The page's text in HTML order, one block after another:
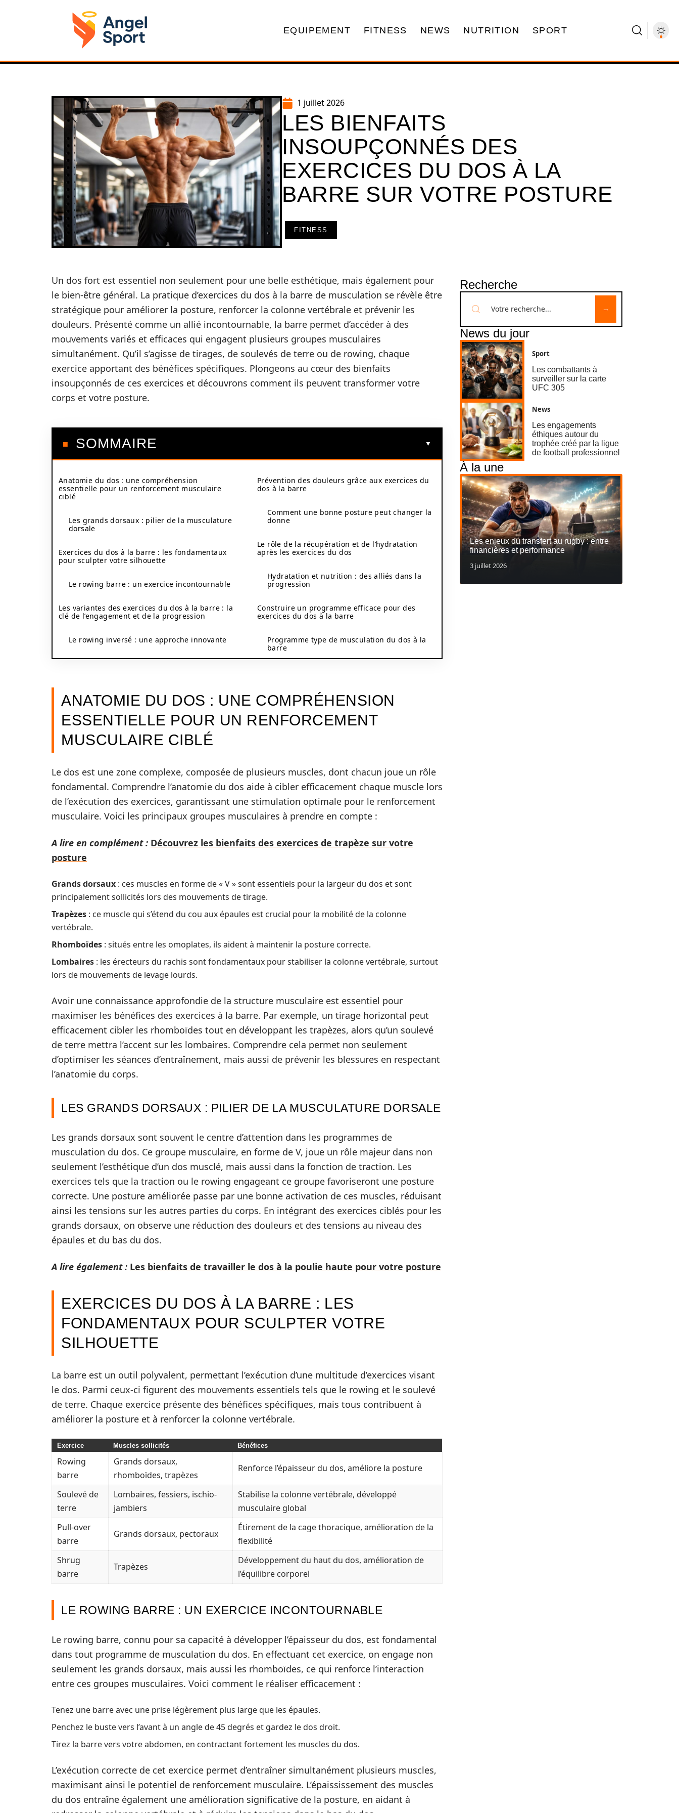
EQUIPEMENT FITNESS NEWS NUTRITION SPORT
1 juillet 2026
LES BIENFAITS
INSOUPÇONNÉS DES
EXERCICES DU DOS À LA
BARRE SUR VOTRE POSTURE
FITNESS
Un dos fort est essentiel non seulement pour une belle esthétique, mais également pour
le bien-être général. La pratique d’exercices du dos à la barre de musculation se révèle être
stratégique pour améliorer la posture, renforcer la colonne vertébrale et prévenir les
douleurs. Présenté comme un allié incontournable, la barre permet d’accéder à des
mouvements variés et efficaces qui engagent plusieurs groupes musculaires
simultanément. Qu’il s’agisse de tirages, de soulevés de terre ou de rowing, chaque
exercice apportant des bénéfices spécifiques. Plongeons au cœur des bienfaits
insoupçonnés de ces exercices et découvrons comment ils peuvent transformer votre
corps et votre posture.
SOMMAIRE
Anatomie du dos : une compréhension
essentielle pour un renforcement musculaire
ciblé
Les grands dorsaux : pilier de la musculature
dorsale
Exercices du dos à la barre : les fondamentaux
pour sculpter votre silhouette
Le rowing barre : un exercice incontournable
Les variantes des exercices du dos à la barre : la
clé de l’engagement et de la progression
Le rowing inversé : une approche innovante
Prévention des douleurs grâce aux exercices du
dos à la barre
Comment une bonne posture peut changer la
donne
Le rôle de la récupération et de l’hydratation
après les exercices du dos
Hydratation et nutrition : des alliés dans la
progression
Construire un programme efficace pour des
exercices du dos à la barre
Programme type de musculation du dos à la
barre
ANATOMIE DU DOS : UNE COMPRÉHENSION
ESSENTIELLE POUR UN RENFORCEMENT
MUSCULAIRE CIBLÉ
Le dos est une zone complexe, composée de plusieurs muscles, dont chacun joue un rôle
fondamental. Comprendre l’anatomie du dos aide à cibler efficacement chaque muscle lors
de l’exécution des exercices, garantissant une stimulation optimale pour le renforcement
musculaire. Voici les principaux groupes musculaires à prendre en compte :
A lire en complément : Découvrez les bienfaits des exercices de trapèze sur votre
posture
Grands dorsaux : ces muscles en forme de « V » sont essentiels pour la largeur du dos et sont
principalement sollicités lors des mouvements de tirage.
Trapèzes : ce muscle qui s’étend du cou aux épaules est crucial pour la mobilité de la colonne
vertébrale.
Rhomboïdes : situés entre les omoplates, ils aident à maintenir la posture correcte.
Lombaires : les érecteurs du rachis sont fondamentaux pour stabiliser la colonne vertébrale, surtout
lors de mouvements de levage lourds.
Avoir une connaissance approfondie de la structure musculaire est essentiel pour
maximiser les bénéfices des exercices à la barre. Par exemple, un tirage horizontal peut
efficacement cibler les rhomboïdes tout en développant les trapèzes, alors qu’un soulevé
de terre mettra l’accent sur les lombaires. Comprendre cela permet non seulement
d’optimiser les séances d’entraînement, mais aussi de prévenir les blessures en respectant
l’anatomie du corps.
LES GRANDS DORSAUX : PILIER DE LA MUSCULATURE DORSALE
Les grands dorsaux sont souvent le centre d’attention dans les programmes de
musculation du dos. Ce groupe musculaire, en forme de V, joue un rôle majeur dans non
seulement l’esthétique d’un dos musclé, mais aussi dans la fonction de traction. Les
exercices tels que la traction ou le rowing engageant ce groupe favoriseront une posture
correcte. Une posture améliorée passe par une bonne activation de ces muscles, réduisant
ainsi les tensions sur les autres parties du corps. En intégrant des exercices ciblés pour les
grands dorsaux, on observe une réduction des douleurs et des tensions au niveau des
épaules et du bas du dos.
A lire également : Les bienfaits de travailler le dos à la poulie haute pour votre posture
EXERCICES DU DOS À LA BARRE : LES
FONDAMENTAUX POUR SCULPTER VOTRE
SILHOUETTE
La barre est un outil polyvalent, permettant l’exécution d’une multitude d’exercices visant
le dos. Parmi ceux-ci figurent des mouvements essentiels tels que le rowing et le soulevé
de terre. Chaque exercice présente des bénéfices spécifiques, mais tous contribuent à
améliorer la posture et à renforcer la colonne vertébrale.
Exercice Muscles sollicités Bénéfices
Rowing
barre
Grands dorsaux,
rhomboïdes, trapèzes
Renforce l’épaisseur du dos, améliore la posture
Soulevé de
terre
Lombaires, fessiers, ischio-
jambiers
Stabilise la colonne vertébrale, développé
musculaire global
Pull-over
barre
Grands dorsaux, pectoraux
Étirement de la cage thoracique, amélioration de la
flexibilité
Shrug
barre
Trapèzes
Développement du haut du dos, amélioration de
l’équilibre corporel
LE ROWING BARRE : UN EXERCICE INCONTOURNABLE
Le rowing barre, connu pour sa capacité à développer l’épaisseur du dos, est fondamental
dans tout programme de musculation du dos. En effectuant cet exercice, on engage non
seulement les grands dorsaux, mais aussi les rhomboïdes, ce qui renforce l’interaction
entre ces groupes musculaires. Voici comment le réaliser efficacement :
Tenez une barre avec une prise légèrement plus large que les épaules.
Penchez le buste vers l’avant à un angle de 45 degrés et gardez le dos droit.
Tirez la barre vers votre abdomen, en contractant fortement les muscles du dos.
L’exécution correcte de cet exercice permet d’entraîner simultanément plusieurs muscles,
maximisant ainsi le potentiel de renforcement musculaire. L’épaississement des muscles
du dos entraîne également une amélioration significative de la posture, en aidant à
Recherche
News du jour
Sport
Les combattants à
surveiller sur la carte
UFC 305
News
Les engagements
éthiques autour du
trophée créé par la ligue
de football professionnel
À la une
Les enjeux du transfert au rugby : entre
financières et performance
3 juillet 2026